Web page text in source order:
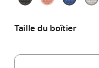
Taille du boîtier